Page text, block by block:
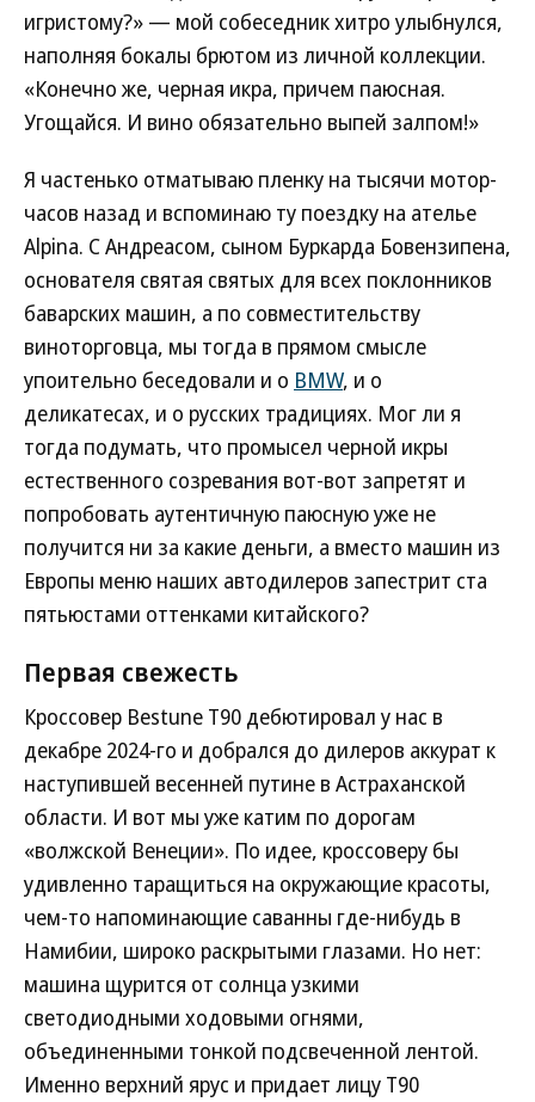
игристому?» — мой собеседник хитро улыбнулся,
наполняя бокалы брютом из личной коллекции.
«Конечно же, черная икра, причем паюсная.
Угощайся. И вино обязательно выпей залпом!»
Я частенько отматываю пленку на тысячи мотор-
часов назад и вспоминаю ту поездку на ателье
Alpina. С Андреасом, сыном Буркарда Бовензипена,
основателя святая святых для всех поклонников
баварских машин, а по совместительству
виноторговца, мы тогда в прямом смысле
упоительно беседовали и о BMW, и о
деликатесах, и о русских традициях. Мог ли я
тогда подумать, что промысел черной икры
естественного созревания вот-вот запретят и
попробовать аутентичную паюсную уже не
получится ни за какие деньги, а вместо машин из
Европы меню наших автодилеров запестрит ста
пятьюстами оттенками китайского?
Первая свежесть
Кроссовер Bestune T90 дебютировал у нас в
декабре 2024-го и добрался до дилеров аккурат к
наступившей весенней путине в Астраханской
области. И вот мы уже катим по дорогам
«волжской Венеции». По идее, кроссоверу бы
удивленно таращиться на окружающие красоты,
чем-то напоминающие саванны где-нибудь в
Намибии, широко раскрытыми глазами. Но нет:
машина щурится от солнца узкими
светодиодными ходовыми огнями,
объединенными тонкой подсвеченной лентой.
Именно верхний ярус и придает лицу Т90